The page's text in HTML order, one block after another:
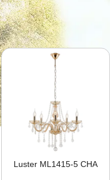
Luster ML1415-⁠5 CHA